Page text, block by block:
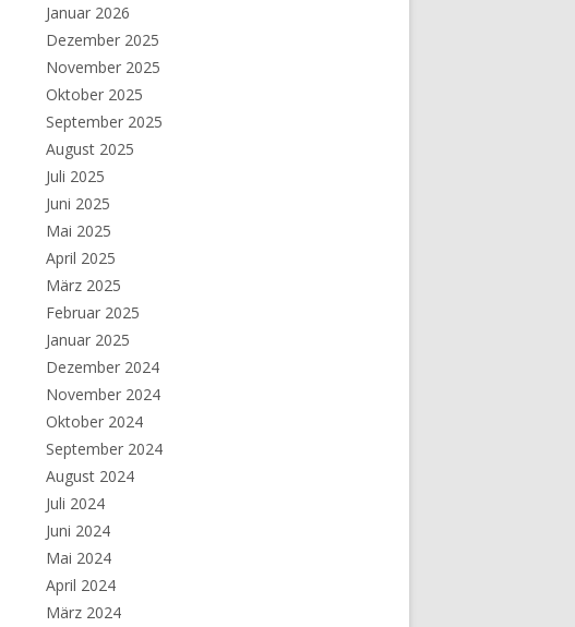
Januar 2026
Dezember 2025
November 2025
Oktober 2025
September 2025
August 2025
Juli 2025
Juni 2025
Mai 2025
April 2025
März 2025
Februar 2025
Januar 2025
Dezember 2024
November 2024
Oktober 2024
September 2024
August 2024
Juli 2024
Juni 2024
Mai 2024
April 2024
März 2024